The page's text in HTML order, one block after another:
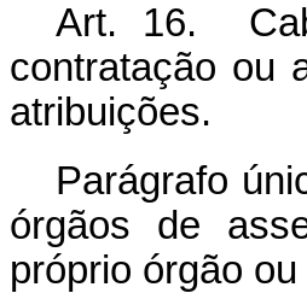
Art. 16.
contratação ou
atribuições.
Parágrafo
órgãos de
próprio órgão